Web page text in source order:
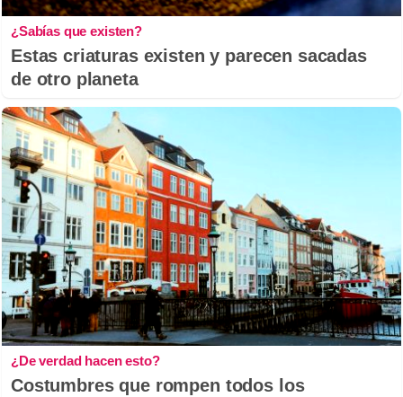
¿Sabías que existen?
Estas criaturas existen y parecen sacadas
de otro planeta
¿De verdad hacen esto?
Costumbres que rompen todos los